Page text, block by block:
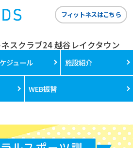
スクラブ24 越谷レイクタウン
フィットネスはこちら
ジュール 施設紹介
WEB振替